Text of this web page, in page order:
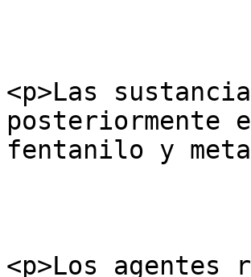
<p>Las
posteriormente
fentanilo y
<p>Los